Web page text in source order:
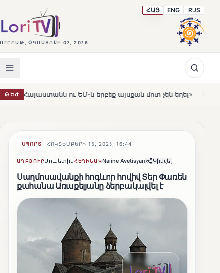
ՈՒՐԲԱԹ, ՕԳՈՍՏՈՍԻ 07, 2026
ՀԱՅ ENG RUS
ԹԵԺու ԵՄ-ն երբեք այսքան մոտ չեն եղել» HOT
ՍՊՈՐՏ ՀՈԿՏԵՄԲԵՐԻ 15, 2025, 16:44
ԱՂԲՅՈՒՐՄունետիկՀԵՂԻՆԱԿNarine Avetisyan Կիսվել
Սաղմոսավանքի հոգևոր հովիվ Տեր Փառեն
քահանա Առաքելյանը ձերբակալվել է